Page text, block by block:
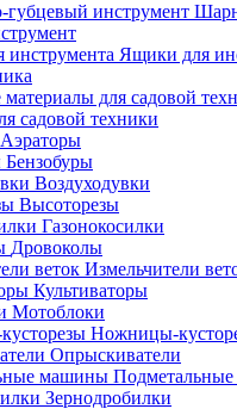
Ящики для
садовой техники
Аэраторы
Бензобуры
Воздуходувки
Высоторезы
Газонокосилки
Дровоколы
Измельчители
Культиваторы
Мотоблоки
Ножницы-
Опрыскиватели
Зернодробилки